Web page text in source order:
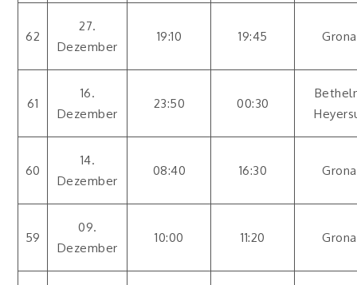
62
27.
Dezember
19:10 19:45
61
16.
Dezember
23:50 00:30
60
14.
Dezember
08:40 16:30
59
09.
Dezember
10:00 11:20